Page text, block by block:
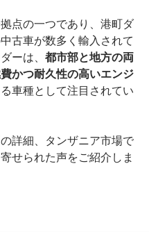
点の一つであり、港町ダ
古車が数多く輸入されて
ーは、 都市部と地方の両
かつ耐久性の高いエンジ
車種として注目されてい
詳細、タンザニア市場で
せられた声をご紹介しま